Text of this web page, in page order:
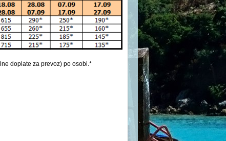
doplate za prevoz) po osobi.*